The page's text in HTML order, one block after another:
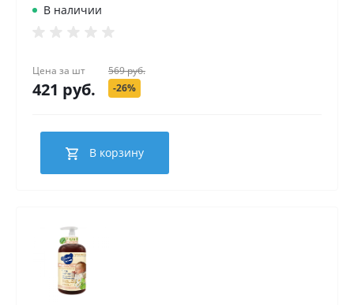
В наличии
Цена за шт
421 руб.
569 руб.
-26%
В корзину